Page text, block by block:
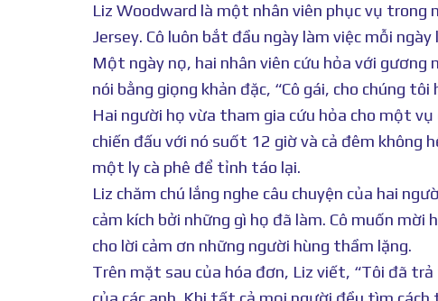
Liz Woodward là một nhân viên phục vụ
Jersey. Cô luôn bắt đầu ngày làm việc mỗi
Một ngày nọ, hai nhân viên cứu hỏa với
nói bằng giọng khản đặc, “Cô gái, cho chúng tôi
Hai người họ vừa tham gia cứu hỏa cho một
chiến đấu với nó suốt 12 giờ và cả đêm không
một ly cà phê để tỉnh táo lại.
Liz chăm chú lắng nghe câu chuyện của hai
cảm kích bởi những gì họ đã làm. Cô muốn
cho lời cảm ơn những người hùng thầm lặng.
Trên mặt sau của hóa đơn, Liz viết, “Tôi đã